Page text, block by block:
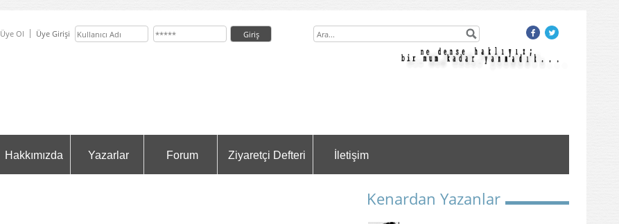
Üye Ol Üye Girişi
Hakkımızda Yazarlar Forum Ziyaretçi Defteri İletişim
Kenardan Yazanlar